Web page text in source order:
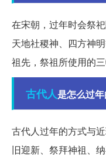
在宋朝，过年时会祭
天地社稷神、四方神
祖先，祭祖所使用的
古代人是怎么过
古代人过年的方式与
旧迎新、祭拜神祖、